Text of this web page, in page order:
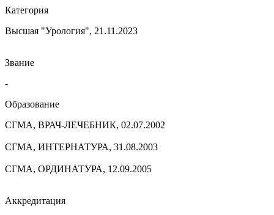
Категория
Высшая "Урология", 21.11.2023
Звание
-
Образование
СГМА, ВРАЧ-ЛЕЧЕБНИК, 02.07.2002
СГМА, ИНТЕРНАТУРА, 31.08.2003
СГМА, ОРДИНАТУРА, 12.09.2005
Аккредитация